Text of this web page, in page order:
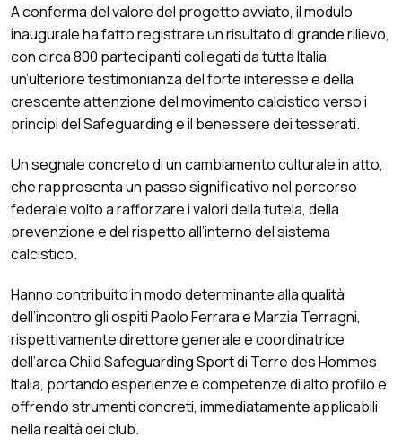
A conferma del valore del progetto avviato, il modulo
inaugurale ha fatto registrare un risultato di grande rilievo,
con circa 800 partecipanti collegati da tutta Italia,
un’ulteriore testimonianza del forte interesse e della
crescente attenzione del movimento calcistico verso i
principi del Safeguarding e il benessere dei tesserati.
Un segnale concreto di un cambiamento culturale in atto,
che rappresenta un passo significativo nel percorso
federale volto a rafforzare i valori della tutela, della
prevenzione e del rispetto all’interno del sistema
calcistico.
Hanno contribuito in modo determinante alla qualità
dell’incontro gli ospiti Paolo Ferrara e Marzia Terragni,
rispettivamente direttore generale e coordinatrice
dell’area Child Safeguarding Sport di Terre des Hommes
Italia, portando esperienze e competenze di alto profilo e
offrendo strumenti concreti, immediatamente applicabili
nella realtà dei club.